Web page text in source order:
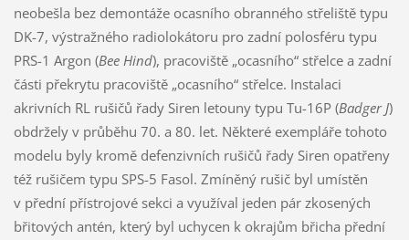
neobešla bez demontáže ocasního obranného střeliště typu
DK-7, výstražného radiolokátoru pro zadní polosféru typu
PRS-1 Argon (Bee Hind), pracoviště „ocasního“ střelce a zadní
části překrytu pracoviště „ocasního“ střelce. Instalaci
akrivních RL rušičů řady Siren letouny typu Tu-16P (Badger J)
obdržely v průběhu 70. a 80. let. Některé exempláře tohoto
modelu byly kromě defenzivních rušičů řady Siren opatřeny
též rušičem typu SPS-5 Fasol. Zmíněný rušič byl umístěn
v přední přístrojové sekci a využíval jeden pár zkosených
břitových antén, který byl uchycen k okrajům břicha přední